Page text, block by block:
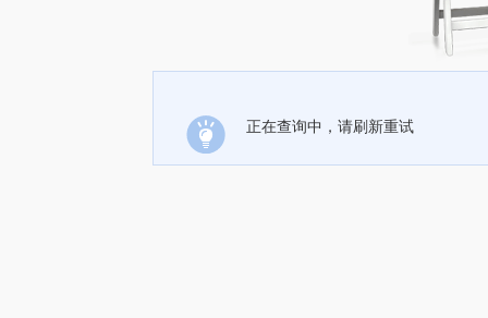
正在查询中，请刷新重试